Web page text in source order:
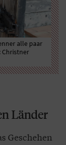
alle paar
Christner
Länder
Geschehen